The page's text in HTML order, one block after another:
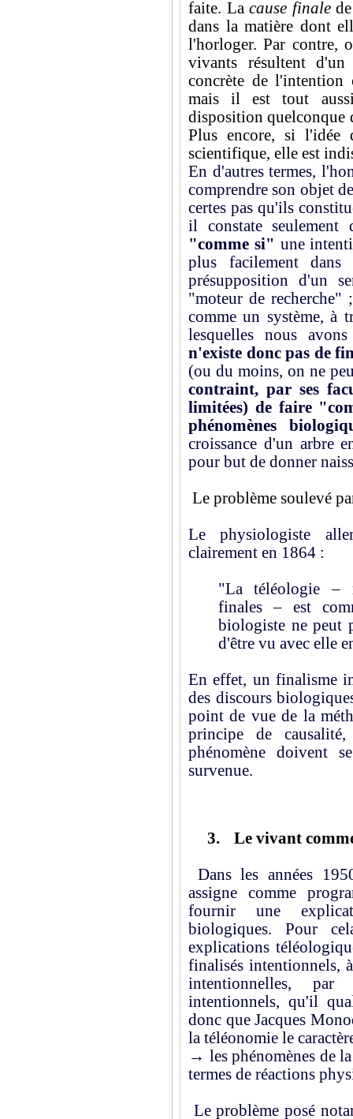
faite. Lacause finalede
dans la matière dont
l'horloger. Par contre,
vivants résultent
concrète de l'intention
mais il est tout
disposition quelconque
Plus encore, si l'idée
scientifique, elle est
En d'autres termes,
comprendre son objet
certes pas qu'ils
il constate seulement
"comme si" une
plus facilement dans
présupposition d'un
"moteur de recherche"
comme un système, à
lesquelles nous
n'existe donc pas de
(ou du moins, on ne
contraint, par ses
limitées) de faire
phénomènes
croissance d'un arbre
pour but de donner
Le problème soulevé
Le physiologiste
clairement en 1864 :
"La téléologie –
finales – est
biologiste ne peut
d'être vu avec elle
En effet, un finalisme
des discours
point de vue de la
principe de
phénomène doivent
survenue.
3. Le vivant
Dans les années
assigne comme
fournir une
biologiques. Pour
explications
finalisés intentionnels,
intentionnelles,
intentionnels, qu'il
donc que Jacques
la téléonomie le
→ les phénomènes de
termes de réactions
Le problème posé